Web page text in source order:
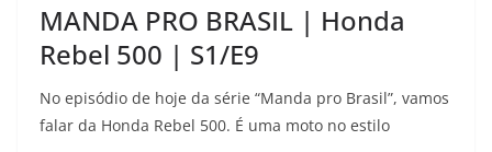
MANDA PRO BRASIL | Honda
Rebel 500 | S1/E9
No episódio de hoje da série “Manda pro Brasil”, vamos
falar da Honda Rebel 500. É uma moto no estilo